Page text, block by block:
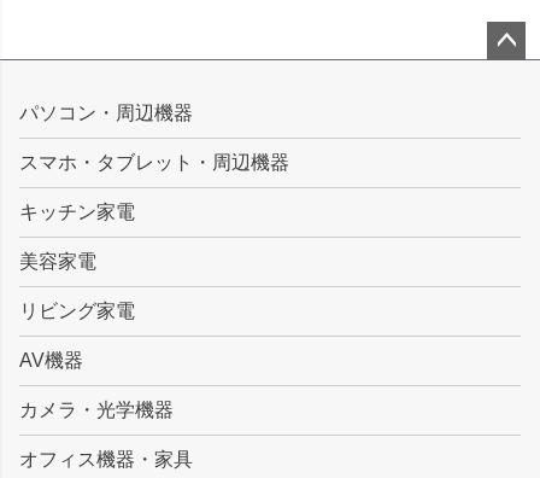
ップ
パソコン・周辺機器
スマホ・タブレット・周辺機器
キッチン家電
美容家電
リビング家電
AV機器
カメラ・光学機器
オフィス機器・家具